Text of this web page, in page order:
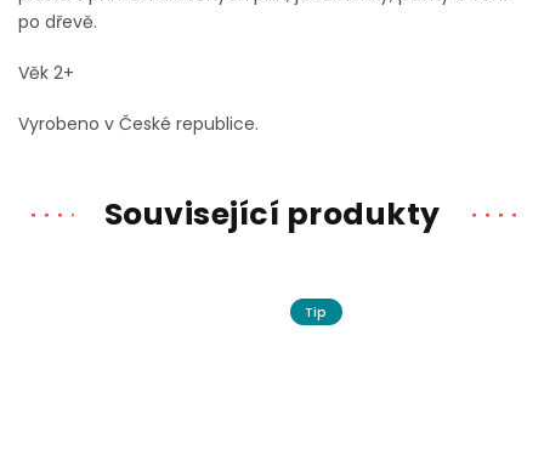
po dřevě.
Věk 2+
Vyrobeno v České republice.
Související produkty
Tip